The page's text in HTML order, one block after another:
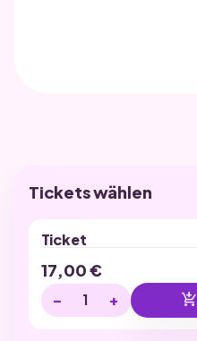
Tickets wählen
Ticket
17,00€
− + add_shopping_cart